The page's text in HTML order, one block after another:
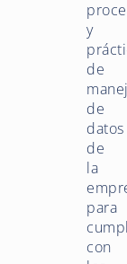
y
de
de
datos
de
la
para
con